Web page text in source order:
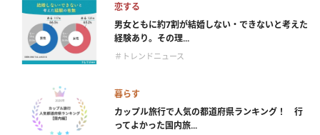
恋する
男女ともに約7割が結婚しない・できないと考えた
経験あり。その理...
＃トレンドニュース
暮らす
カップル旅行で人気の都道府県ランキング！ 行
ってよかった国内旅...